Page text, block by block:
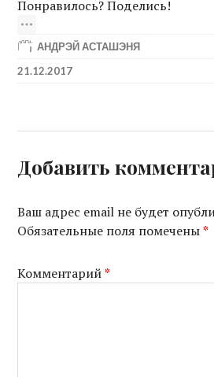
Понравилось? Поделись!
АНДРЭЙ АСТАШЭНЯ
21.12.2017
Добавить
Ваш адрес email не будет
Обязательные поля помечены*
Комментарий*